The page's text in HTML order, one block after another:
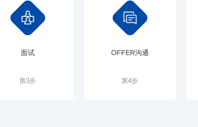
面试
第3步
OFFER沟通
第4步